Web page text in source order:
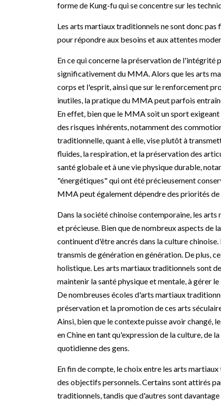
forme de Kung-fu qui se concentre sur les
Les arts martiaux traditionnels ne sont donc pas
pour répondre aux besoins et aux attentes
En ce qui concerne la préservation de
significativement du MMA. Alors que les arts
corps et l'esprit, ainsi que sur le renforcement
inutiles, la pratique du MMA peut parfois
En effet, bien que le MMA soit un sport
des risques inhérents, notamment des
traditionnelle, quant à elle, vise plutôt à
fluides, la respiration, et la préservation des
santé globale et à une vie physique durable,
"énergétiques" qui ont été précieusement
MMA peut également dépendre des priorités
Dans la société chinoise contemporaine, les
et précieuse. Bien que de nombreux aspects de
continuent d'être ancrés dans la culture
transmis de génération en génération. De plus,
holistique. Les arts martiaux traditionnels sont
maintenir la santé physique et mentale, à gérer
De nombreuses écoles d'arts martiaux
préservation et la promotion de ces arts
Ainsi, bien que le contexte puisse avoir changé,
en Chine en tant qu'expression de la culture, de
quotidienne des gens.
En fin de compte, le choix entre les arts
des objectifs personnels. Certains sont attirés
traditionnels, tandis que d'autres sont